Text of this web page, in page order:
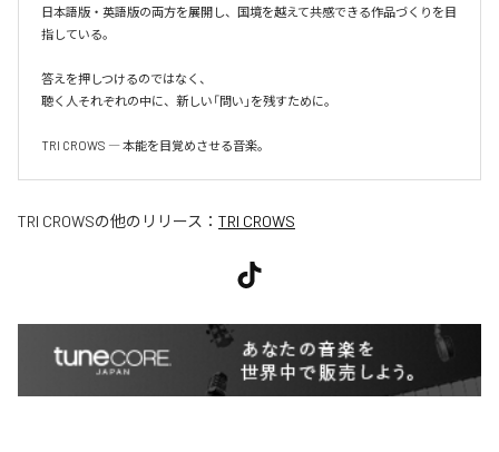
日本語版・英語版の両方を展開し、国境を越えて共感できる作品づくりを目
指している。
答えを押しつけるのではなく、
聴く人それぞれの中に、新しい「問い」を残すために。
TRI CROWS ― 本能を目覚めさせる音楽。
TRI CROWSの他のリリース： TRI CROWS